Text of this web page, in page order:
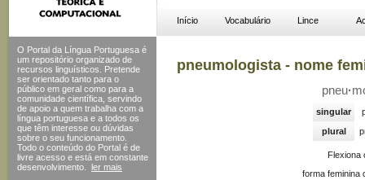
Início Vocabulário Lince
O Portal da Língua Portuguesa é
um repositório organizado de
recursos linguísticos. Pretende
ser orientado tanto para o
público em geral como para a
comunidade científica, servindo
de apoio a quem trabalha com a
língua portuguesa e a todos os
que têm interesse ou dúvidas
sobre o seu funcionamento.
Todo o conteúdo do Portal é de
livre acesso e está em constante
desenvolvimento.
ler mais
pneumologista - nome
pneu·
singular
plural
Flexiona
forma feminina